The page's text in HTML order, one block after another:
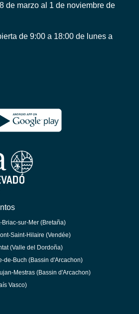
de marzo al 1 de noviembre de
de 9:00 a 18:00 de lunes a
sur-Mer (Bretaña)
Saint-Hilaire (Vendée)
(Valle del Dordoña)
de-Buch (Bassin d'Arcachon)
Mestras (Bassin d'Arcachon)
Vasco)